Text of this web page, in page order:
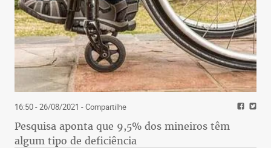
16:50 - 26/08/2021 - Compartilhe
Pesquisa aponta que 9,5% dos mineiros têm
algum tipo de deficiência